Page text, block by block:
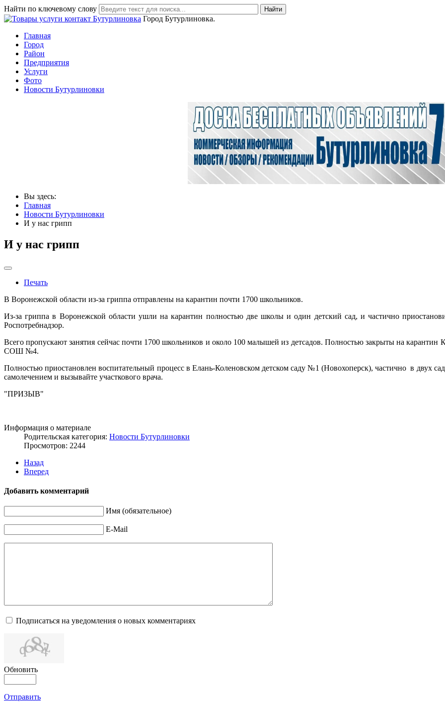
Найти по ключевому слову Найти
Город Бутурлиновка.
Главная
Город
Район
Предприятия
Услуги
Фото
Новости Бутурлиновки
Вы здесь:
Главная
Новости Бутурлиновки
И у нас грипп
И у нас грипп
Печать
В Воронежской области из-за гриппа отправлены на карантин почти 1700 школьников.
Из-за гриппа в Воронежской области ушли на карантин полностью две школы и один детский сад, и частично
Роспотребнадзор.
Всего пропускают занятия сейчас почти 1700 школьников и около 100 малышей из детсадов. Полностью закрыты на
СОШ №4.
Полностью приостановлен воспитательный процесс в Елань-Коленовском детском саду №1 (Новохоперск), частично в двух
самолечением и вызывайте участкового врача.
"ПРИЗЫВ"
Информация о материале
Родительская категория: Новости Бутурлиновки
Просмотров: 2244
Назад
Вперед
Добавить комментарий
Имя (обязательное)
E-Mail
Подписаться на уведомления о новых комментариях
Обновить
Отправить